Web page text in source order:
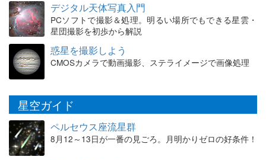
デジタル天体写真入門
PCソフトで撮影＆処理。明るい場所でもできる星雲・
星団撮影を初歩から解説
惑星を撮影しよう
CMOSカメラで動画撮影、ステライメージで画像処理
星空ガイド
ペルセウス座流星群
8月12～13日が一番の見ごろ。月明かりゼロの好条件！